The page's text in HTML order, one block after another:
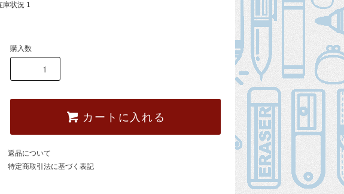
庫状況 1
購入数
カートに入れる
返品について
特定商取引法に基づく表記